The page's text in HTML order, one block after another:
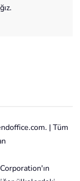
| Tüm